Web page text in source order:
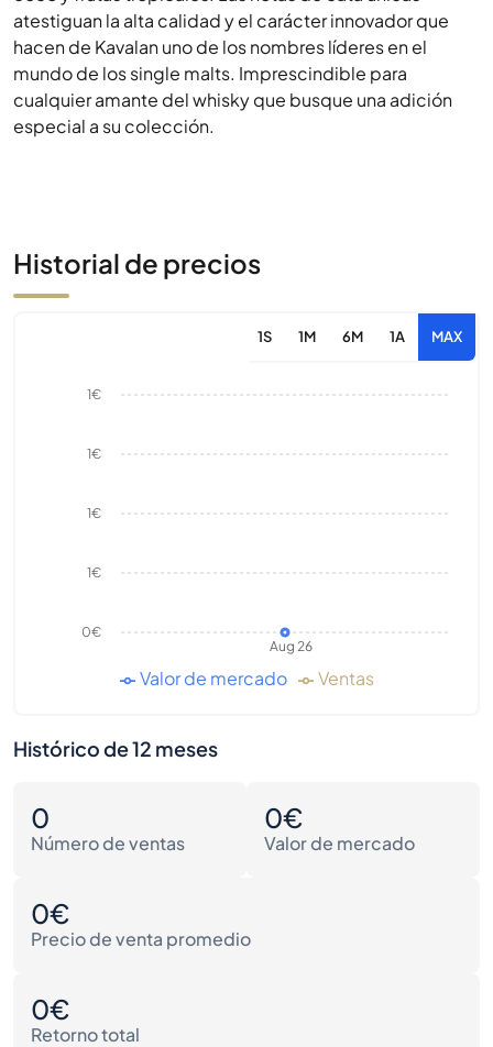
atestiguan la alta calidad y el carácter innovador que
hacen de Kavalan uno de los nombres líderes en el
mundo de los single malts. Imprescindible para
cualquier amante del whisky que busque una adición
especial a su colección.
Historial de precios
1S 1M 6M 1A MAX
Aug 26
0€
1€
1€
1€
1€
Valor de mercado Ventas
Histórico de 12 meses
0
Número de ventas
0€
Valor de mercado
0€
Precio de venta promedio
0€
Retorno total